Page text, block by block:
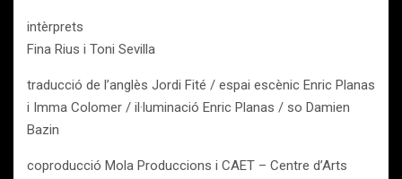
intèrprets
Fina Rius i Toni Sevilla
traducció de l’anglès Jordi Fité / espai escènic Enric Planas
i Imma Colomer / il·luminació Enric Planas / so Damien
Bazin
coproducció Mola Produccions i CAET – Centre d’Arts